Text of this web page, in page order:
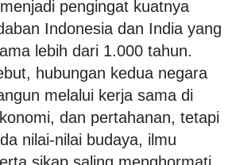
pengingat kuatnya
Indonesia dan India yang
lebih dari 1.000 tahun.
hubungan kedua negara
melalui kerja sama di
dan pertahanan, tetapi
nilai-nilai budaya, ilmu